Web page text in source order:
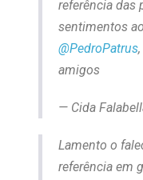
referência das
sentimentos
@PedroPatrus
amigos
— Cida
Lamento o
referência em